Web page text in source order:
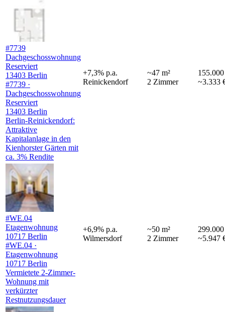
#7739
Dachgeschosswohnung
Reserviert
13403 Berlin
#7739 ·
Dachgeschosswohnung
Reserviert
13403 Berlin
Berlin-Reinickendorf:
Attraktive
Kapitalanlage in den
Kienhorster Gärten mit
ca. 3% Rendite
+7,3% p.a.
Reinickendorf
~47 m²
2 Zimmer
~3.333
#WE.04
Etagenwohnung
10717 Berlin
#WE.04 ·
Etagenwohnung
10717 Berlin
Vermietete 2-Zimmer-
Wohnung mit
verkürzter
Restnutzungsdauer
+6,9% p.a.
Wilmersdorf
~50 m²
2 Zimmer
~5.947